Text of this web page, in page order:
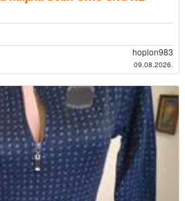
hoplon983
09.08.2026.